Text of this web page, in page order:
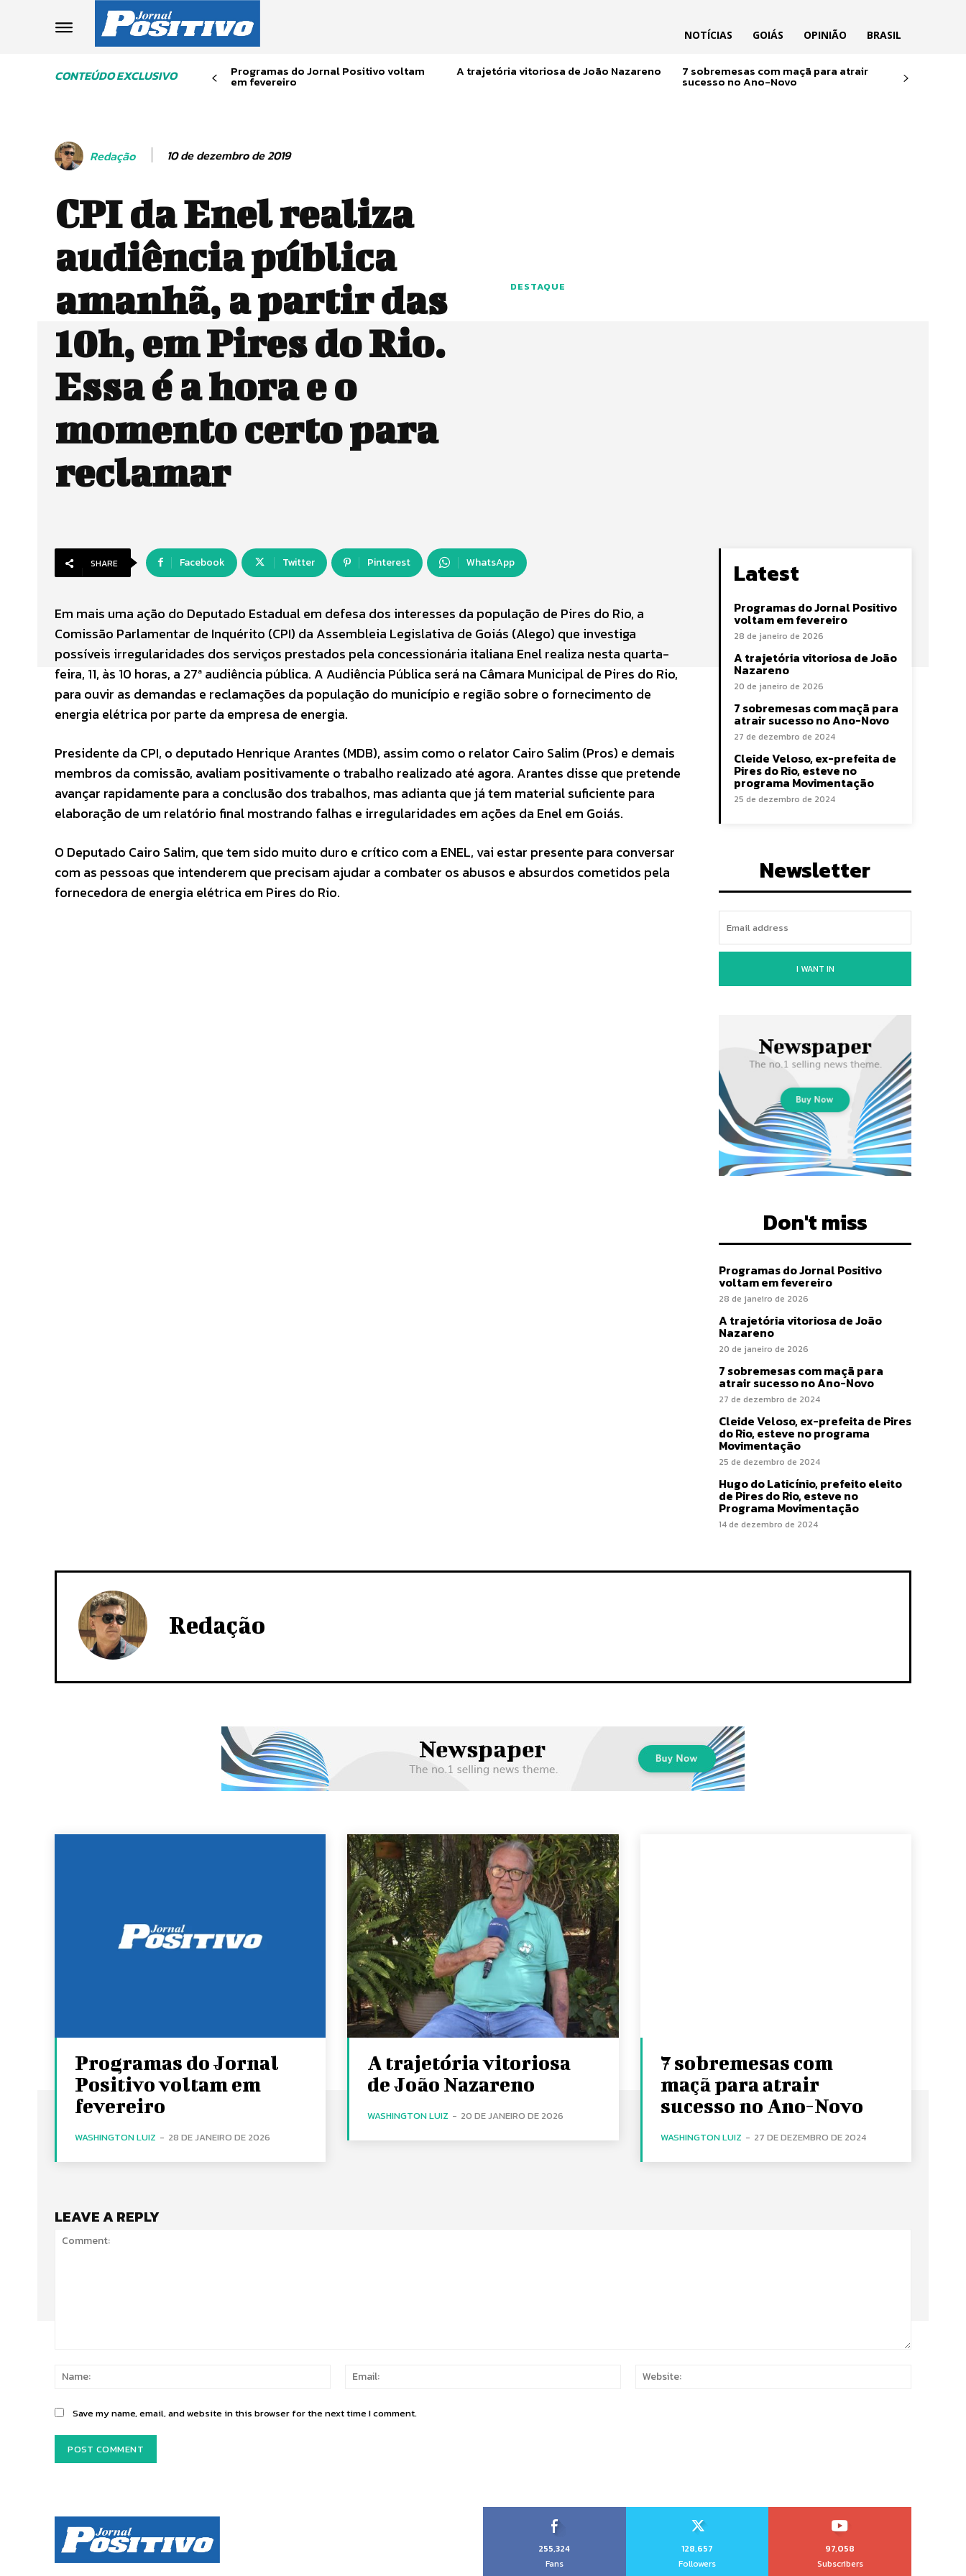
NOTÍCIAS GOIÁS OPINIÃO BRASIL
CONTEÚDO EXCLUSIVO Programas do Jornal Positivo voltam
em fevereiro
A trajetória vitoriosa de João Nazareno 7 sobremesas com maçã para atrair
sucesso no Ano-Novo
Redação 10 de dezembro de 2019
CPI da Enel realiza
audiência pública
amanhã, a partir das
10h, em Pires do Rio.
Essa é a hora e o
momento certo para
reclamar
DESTAQUE
SHARE Facebook Twitter Pinterest WhatsApp
Em mais uma ação do Deputado Estadual em defesa dos interesses da população de Pires do Rio, a
Comissão Parlamentar de Inquérito (CPI) da Assembleia Legislativa de Goiás (Alego) que investiga
possíveis irregularidades dos serviços prestados pela concessionária italiana Enel realiza nesta quarta-
feira, 11, às 10 horas, a 27ª audiência pública. A Audiência Pública será na Câmara Municipal de Pires do Rio,
para ouvir as demandas e reclamações da população do município e região sobre o fornecimento de
energia elétrica por parte da empresa de energia.
Presidente da CPI, o deputado Henrique Arantes (MDB), assim como o relator Cairo Salim (Pros) e demais
membros da comissão, avaliam positivamente o trabalho realizado até agora. Arantes disse que pretende
avançar rapidamente para a conclusão dos trabalhos, mas adianta que já tem material suficiente para
elaboração de um relatório final mostrando falhas e irregularidades em ações da Enel em Goiás.
O Deputado Cairo Salim, que tem sido muito duro e crítico com a ENEL, vai estar presente para conversar
com as pessoas que intenderem que precisam ajudar a combater os abusos e absurdos cometidos pela
fornecedora de energia elétrica em Pires do Rio.
Latest
Programas do Jornal Positivo
voltam em fevereiro
28 de janeiro de 2026
A trajetória vitoriosa de João
Nazareno
20 de janeiro de 2026
7 sobremesas com maçã para
atrair sucesso no Ano-Novo
27 de dezembro de 2024
Cleide Veloso, ex-prefeita de
Pires do Rio, esteve no
programa Movimentação
25 de dezembro de 2024
Newsletter
I WANT IN
Don't miss
Programas do Jornal Positivo
voltam em fevereiro
28 de janeiro de 2026
A trajetória vitoriosa de João
Nazareno
20 de janeiro de 2026
7 sobremesas com maçã para
atrair sucesso no Ano-Novo
27 de dezembro de 2024
Cleide Veloso, ex-prefeita de Pires
do Rio, esteve no programa
Movimentação
25 de dezembro de 2024
Hugo do Laticínio, prefeito eleito
de Pires do Rio, esteve no
Programa Movimentação
14 de dezembro de 2024
Redação
Programas do Jornal
Positivo voltam em
fevereiro
WASHINGTON LUIZ - 28 DE JANEIRO DE 2026
A trajetória vitoriosa
de João Nazareno
WASHINGTON LUIZ - 20 DE JANEIRO DE 2026
7 sobremesas com
maçã para atrair
sucesso no Ano-Novo
WASHINGTON LUIZ - 27 DE DEZEMBRO DE 2024
LEAVE A REPLY
Name:
Email:
Save my name, email, and website in this browser for the next time I comment.
255,324
Fans
128,657
Followers
97,058
Subscribers